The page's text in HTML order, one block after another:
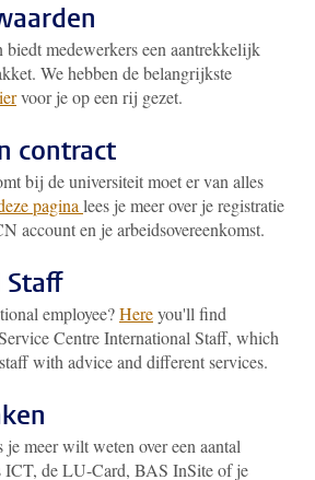
medewerkers een aantrekkelijk
We hebben de belangrijkste
voor je op een rij gezet.
contract
bij de universiteit moet er van alles
pagina lees je meer over je registratie
account en je arbeidsovereenkomst.
employee?Hereyou'll find
Centre International Staff, which
with advice and different services.
je meer wilt weten over een aantal
ICT, de LU-Card, BAS InSite of je